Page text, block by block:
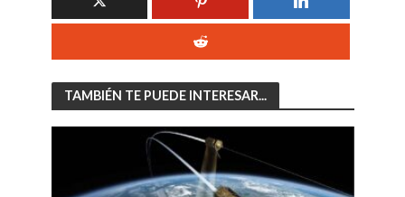
TAMBIÉN TE PUEDE INTERESAR...